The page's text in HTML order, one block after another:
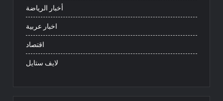
أخبار الرياضة
اخبار عربية
اقتصاد
لايف ستايل